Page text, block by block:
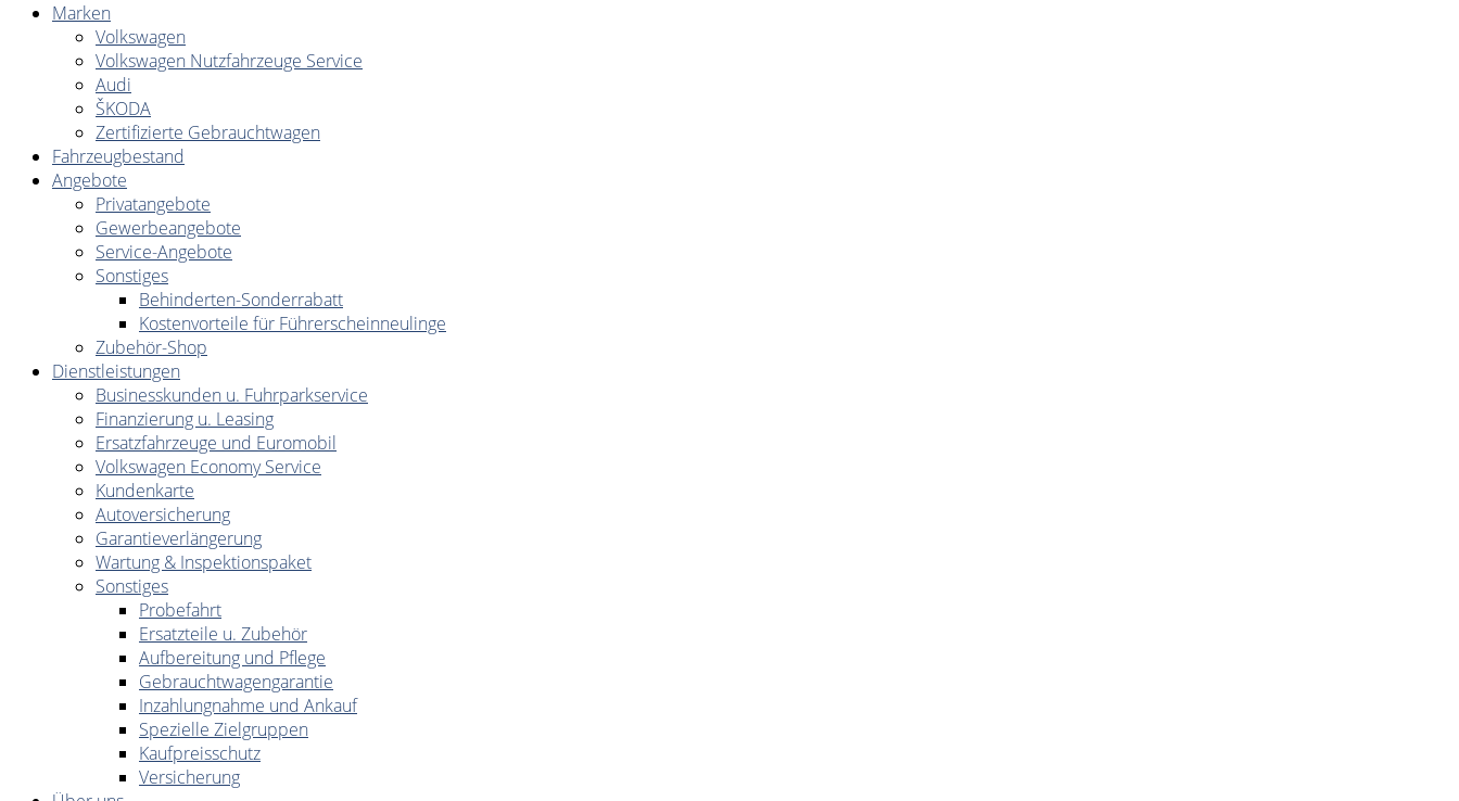
Marken
Volkswagen
Volkswagen Nutzfahrzeuge Service
Audi
ŠKODA
Zertifizierte Gebrauchtwagen
Fahrzeugbestand
Angebote
Privatangebote
Gewerbeangebote
Service-Angebote
Sonstiges
Behinderten-Sonderrabatt
Kostenvorteile für Führerscheinneulinge
Zubehör-Shop
Dienstleistungen
Businesskunden u. Fuhrparkservice
Finanzierung u. Leasing
Ersatzfahrzeuge und Euromobil
Volkswagen Economy Service
Kundenkarte
Autoversicherung
Garantieverlängerung
Wartung & Inspektionspaket
Sonstiges
Probefahrt
Ersatzteile u. Zubehör
Aufbereitung und Pflege
Gebrauchtwagengarantie
Inzahlungnahme und Ankauf
Spezielle Zielgruppen
Kaufpreisschutz
Versicherung